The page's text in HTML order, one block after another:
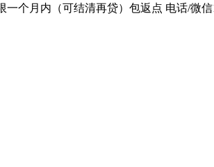
个月内（可结清再贷）包返点 电话/微信